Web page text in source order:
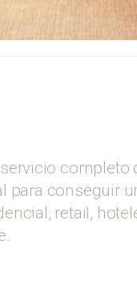
completo
para conseguir
retail,